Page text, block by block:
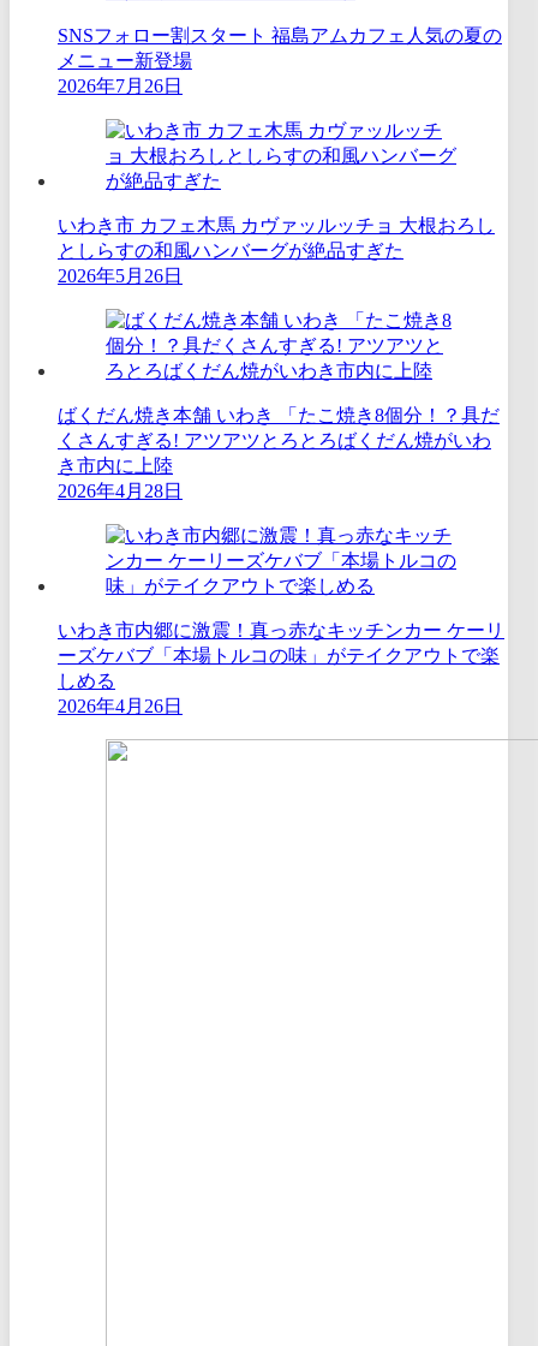
SNSフォロー割スタート 福島アムカフェ人気の夏の
メニュー新登場
2026年7月26日
いわき市 カフェ木馬 カヴァッルッチョ 大根おろし
としらすの和風ハンバーグが絶品すぎた
2026年5月26日
ばくだん焼き本舗 いわき 「たこ焼き8個分！？具だ
くさんすぎる! アツアツとろとろばくだん焼がいわ
き市内に上陸
2026年4月28日
いわき市内郷に激震！真っ赤なキッチンカー ケーリ
ーズケバブ「本場トルコの味」がテイクアウトで楽
しめる
2026年4月26日